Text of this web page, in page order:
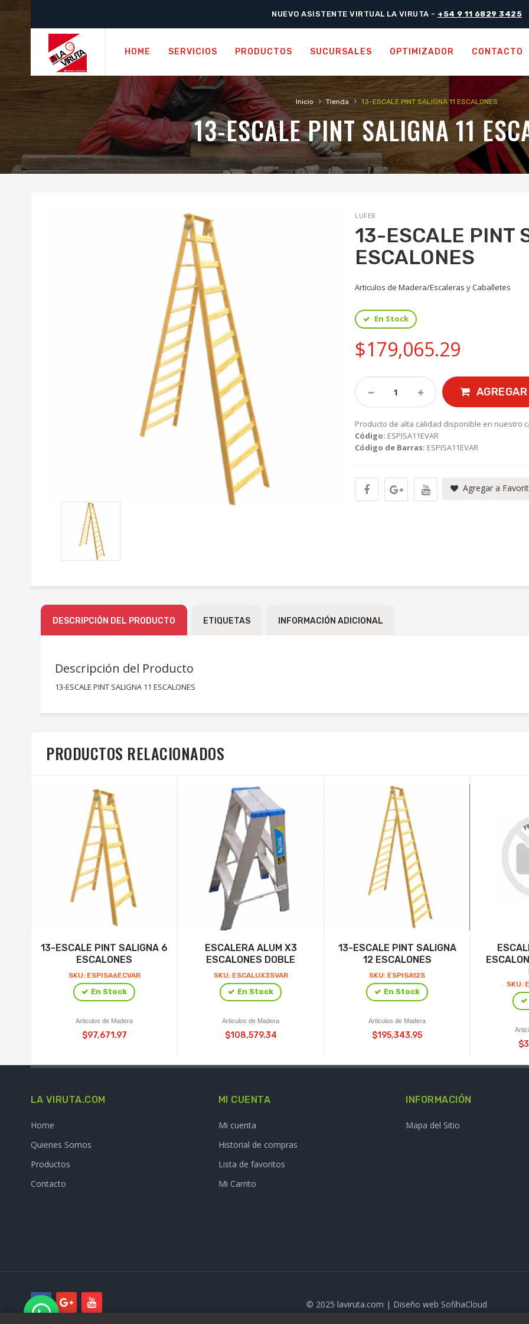
NUEVO ASISTENTE VIRTUAL LA VIRUTA - +54 9 11 6829 3425
HOME SERVICIOS PRODUCTOS SUCURSALES OPTIMIZADOR CONTACTO
Inicio › Tienda › 13-ESCALE PINT SALIGNA 11 ESCALONES
13-ESCALE PINT SALIGNA 11
LUFER
13-ESCALE PINT
ESCALONES
Articulos de Madera/Escaleras y Caballetes
En Stock
$179,065.29
Producto de alta calidad disponible en nuestro
Código: ESPISA11EVAR
Código de Barras: ESPISA11EVAR
Agregar a
DESCRIPCIÓN DEL PRODUCTO ETIQUETAS INFORMACIÓN ADICIONAL
Descripción del Producto
13-ESCALE PINT SALIGNA 11 ESCALONES
PRODUCTOS RELACIONADOS
13-ESCALE PINT SALIGNA 6
ESCALONES
SKU: ESPISA6ECVAR
En Stock
Articulos de Madera
$97,671.97
ESCALERA ALUM X3
ESCALONES DOBLE
SKU: ESCALUX3SVAR
En Stock
Articulos de Madera
$108,579.34
13-ESCALE PINT SALIGNA
12 ESCALONES
SKU: ESPISA12S
En Stock
Articulos de Madera
$195,343.95
SKU:
LA VIRUTA.COM
Home
Quienes Somos
Productos
Contacto
MI CUENTA
Mi cuenta
Historial de compras
Lista de favoritos
Mi Carrito
INFORMACIÓN
Mapa del Sitio
© 2025 laviruta.com | Diseño web SofihaCloud